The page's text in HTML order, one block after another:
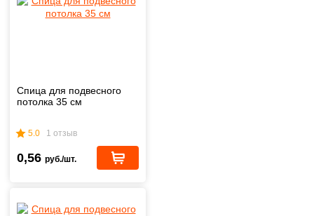
Спица для подвесного
потолка 35 см
5.0 1 отзыв
0,56 руб./шт.